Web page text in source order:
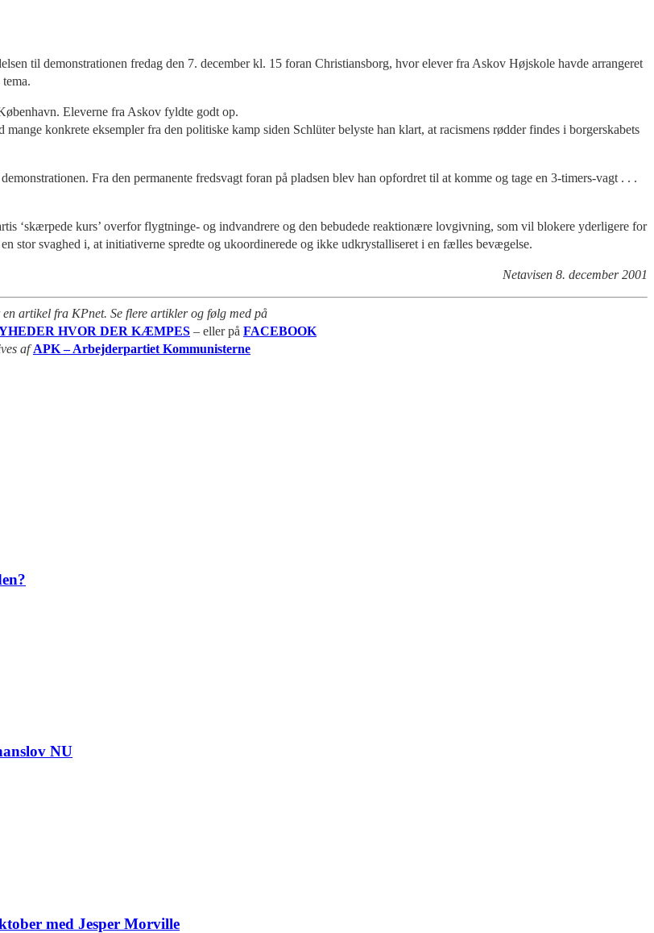
til demonstrationen fredag den 7. december kl. 15 foran Christiansborg, hvor elever fra Askov Højskole havde arrangeret
Eleverne fra Askov fyldte godt op.
konkrete eksempler fra den politiske kamp siden Schlüter belyste han klart, at racismens rødder findes i borgerskabets
Fra den permanente fredsvagt foran på pladsen blev han opfordret til at komme og tage en 3-timers-vagt . . .
‘skærpede kurs’ overfor flygtninge- og indvandrere og den bebudede reaktionære lovgivning, som vil blokere yderligere for
stor svaghed i, at initiativerne spredte og ukoordinerede og ikke udkrystalliseret i en fælles bevægelse.
Netavisen 8. december 2001
en artikel fra KPnet. Se flere artikler og følg med på
HVOR DER KÆMPES – eller på FACEBOOK
afAPK – Arbejderpartiet Kommunisterne
NU
med Jesper Morville